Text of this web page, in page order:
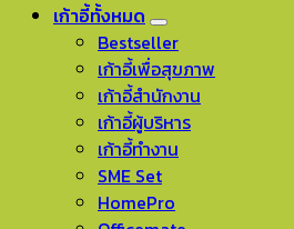
เก้าอี้ทั้งหมด
Bestseller
เก้าอี้เพื่อสุขภาพ
เก้าอี้สำนักงาน
เก้าอี้ผู้บริหาร
เก้าอี้ทำงาน
SME Set
HomePro